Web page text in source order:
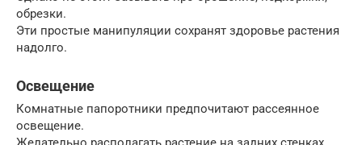
обрезки.
Эти простые манипуляции сохранят здоровье растения
надолго.
Освещение
Комнатные папоротники предпочитают рассеянное
освещение.